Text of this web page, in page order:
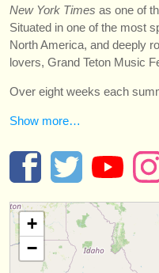
ディレクトリー:
オーケストラ
音楽学校
musicalchairsについ
rss feeds
クラシック音楽ニュ
New York Times as one of
Situated in one of the most
North America, and deeply
lovers, Grand Teton Music
Over eight weeks each
Show more…
+
−